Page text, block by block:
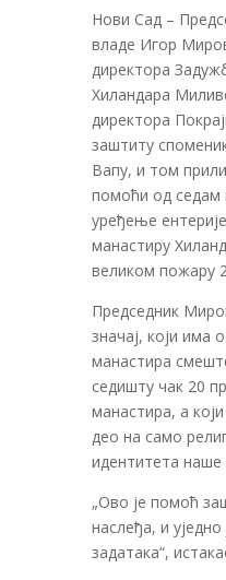
Нови Сад –
владе Игор
директора
Хиландара
директора
заштиту
Вапу, и том
помоћи од седам
уређење
манастиру
великом пожару
Председник
значај, који има
манастира
седишту чак 20
манастира, а
део на само
идентитета
„Ово је помоћ
наслеђа, и
задатака“,